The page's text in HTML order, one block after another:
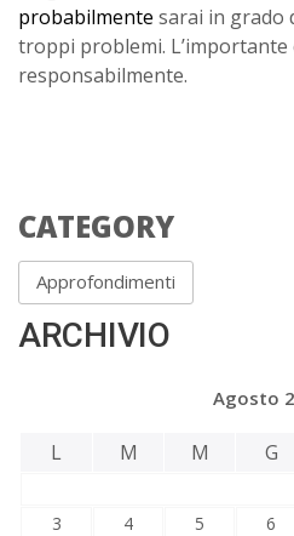
probabilmente sarai in grado
troppi problemi. L’importante
responsabilmente.
CATEGORY
Approfondimenti
ARCHIVIO
Agosto
L M M G
3
4 5 6